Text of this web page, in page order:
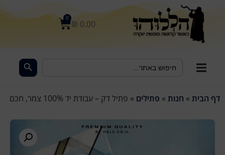
₪ 0.00
0
for:
דף הבית » חנות » פתילים » פתיל דק – עבודת יד 100% צמר, חכם